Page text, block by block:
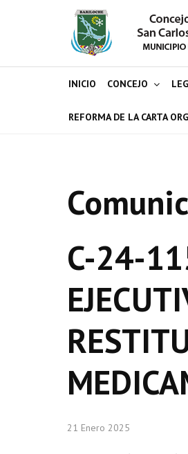
INICIO CONCEJO
REFORMA DE LA CARTA
C-24-
21 Enero 2025